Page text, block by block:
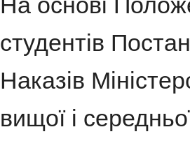
студентів
Наказів
вищої і